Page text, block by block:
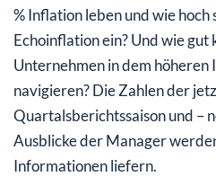
% Inflation leben und wie hoch
Echoinflation ein? Und wie gut
Unternehmen in dem
navigieren? Die Zahlen der
Quartalsberichtssaison und –
Ausblicke der Manager
Informationen liefern.